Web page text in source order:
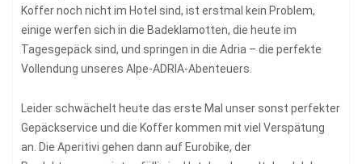
Koffer noch nicht im Hotel sind, ist erstmal kein Problem,
einige werfen sich in die Badeklamotten, die heute im
Tagesgepäck sind, und springen in die Adria – die perfekte
Vollendung unseres Alpe-ADRIA-Abenteuers.
Leider schwächelt heute das erste Mal unser sonst perfekter
Gepäckservice und die Koffer kommen mit viel Verspätung
an. Die Aperitivi gehen dann auf Eurobike, der